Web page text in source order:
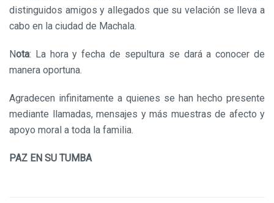
distinguidos amigos y allegados que su velación se lleva a
cabo en la ciudad de Machala.
Nota: La hora y fecha de sepultura se dará a conocer de
manera oportuna.
Agradecen infinitamente a quienes se han hecho presente
mediante llamadas, mensajes y más muestras de afecto y
apoyo moral a toda la familia.
PAZ EN SU TUMBA